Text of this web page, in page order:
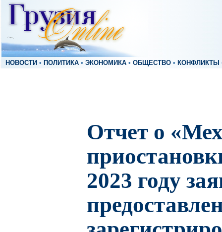
НОВОСТИ • ПОЛИТИКА • ЭКОНОМИКА • ОБЩЕСТВО • КОНФЛИКТЫ
Отчет о
2023 году